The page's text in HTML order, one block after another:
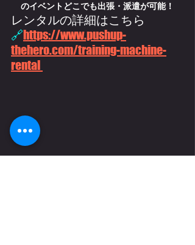
のイベントどこでも出張・派遣が可能！
レンタルの詳細はこちら
🔗https://www.pushup-
thehero.com/training-machine-
rental